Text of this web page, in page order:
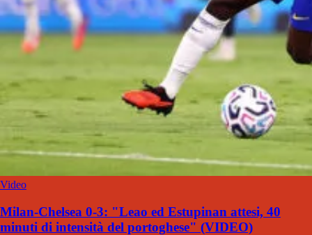
Video
Milan-Chelsea 0-3: "Leao ed Estupinan attesi, 40
minuti di intensità del portoghese" (VIDEO)